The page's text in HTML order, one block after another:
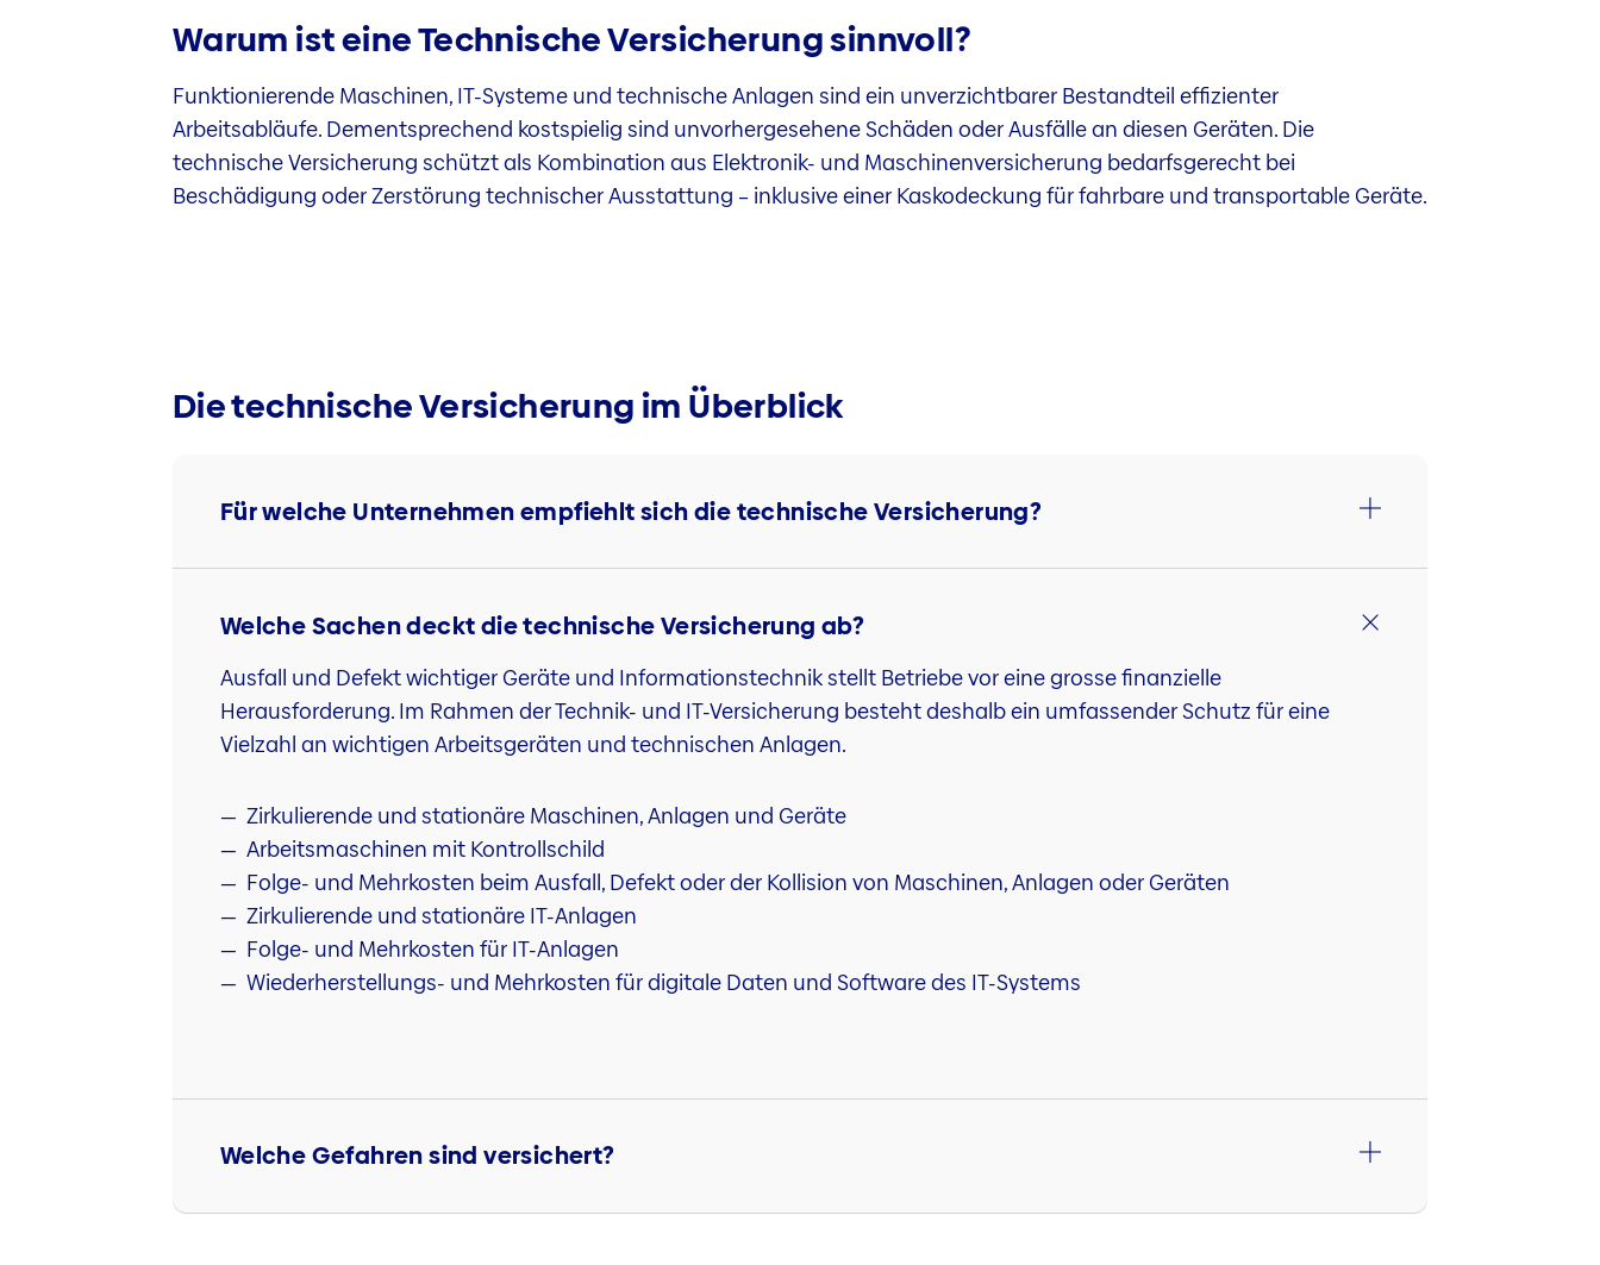
Warum ist eine Technische Versicherung sinnvoll?
Funktionierende Maschinen, IT-Systeme und technische Anlagen sind ein unverzichtbarer Bestandteil effizienter
Arbeitsabläufe. Dementsprechend kostspielig sind unvorhergesehene Schäden oder Ausfälle an diesen Geräten. Die
technische Versicherung schützt als Kombination aus Elektronik- und Maschinenversicherung bedarfsgerecht bei
Beschädigung oder Zerstörung technischer Ausstattung – inklusive einer Kaskodeckung für fahrbare und transportable Geräte.
Die technische Versicherung im Überblick
Für welche Unternehmen empfiehlt sich die technische Versicherung?
Welche Sachen deckt die technische Versicherung ab?
Ausfall und Defekt wichtiger Geräte und Informationstechnik stellt Betriebe vor eine grosse finanzielle
Herausforderung. Im Rahmen der Technik- und IT-Versicherung besteht deshalb ein umfassender Schutz für eine
Vielzahl an wichtigen Arbeitsgeräten und technischen Anlagen.
Zirkulierende und stationäre Maschinen, Anlagen und Geräte
Arbeitsmaschinen mit Kontrollschild
Folge- und Mehrkosten beim Ausfall, Defekt oder der Kollision von Maschinen, Anlagen oder Geräten
Zirkulierende und stationäre IT-Anlagen
Folge- und Mehrkosten für IT-Anlagen
Wiederherstellungs- und Mehrkosten für digitale Daten und Software des IT-Systems
Welche Gefahren sind versichert?